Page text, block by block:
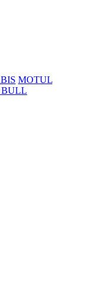
MOTUL
BULL